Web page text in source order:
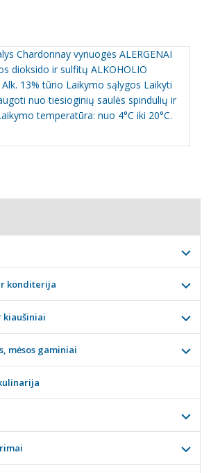
Chardonnay vynuogės ALERGENAI
dioksido ir sulfitų ALKOHOLIO
Alk. 13% tūrio Laikymo sąlygos Laikyti
nuo tiesioginių saulės spindulių ir
temperatūra: nuo 4°C iki 20°C.
konditerija
kiaušiniai
mėsos gaminiai